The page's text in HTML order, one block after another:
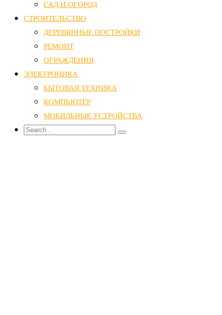
САД И ОГОРОД
СТРОИТЕЛЬСТВО
ДЕРЕВЯННЫЕ ПОСТРОЙКИ
РЕМОНТ
ОГРАЖДЕНИЯ
ЭЛЕКТРОНИКА
БЫТОВАЯ ТЕХНИКА
КОМПЬЮТЕР
МОБИЛЬНЫЕ УСТРОЙСТВА